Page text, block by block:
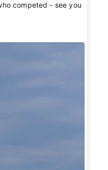
competed - see you